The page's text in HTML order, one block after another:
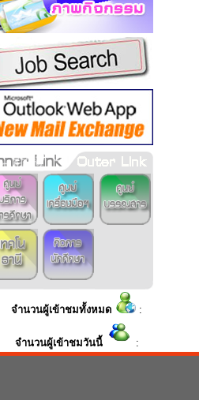
จำนวนผู้เข้าชมทั้งหมด :
จำนวนผู้เข้าชมวันนี้ :